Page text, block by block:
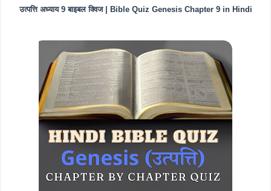
उत्पत्ति अध्याय 9 बाइबल क्विज | Bible Quiz Genesis Chapter 9 in Hindi